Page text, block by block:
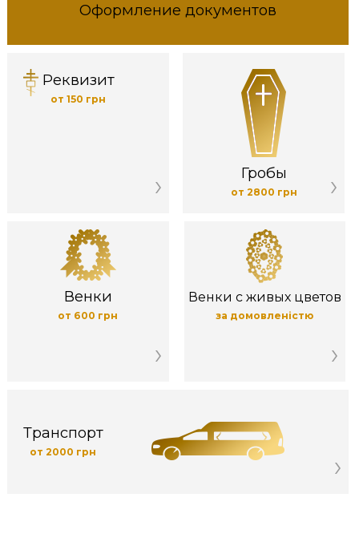
Оформление документов
Реквизит
от 150 грн
Гробы
от 2800 грн
Венки
от 600 грн
Венки с живых цветов
за домовленістю
Транспорт
от 2000 грн